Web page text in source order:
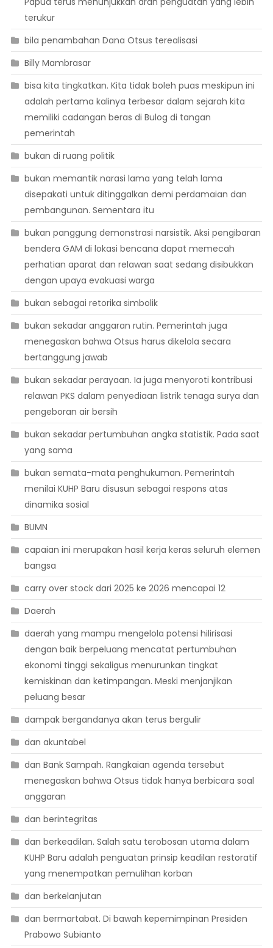
terukur
bila penambahan Dana Otsus terealisasi
Billy Mambrasar
bisa kita tingkatkan. Kita tidak boleh puas meskipun ini
adalah pertama kalinya terbesar dalam sejarah kita
memiliki cadangan beras di Bulog di tangan
pemerintah
bukan di ruang politik
bukan memantik narasi lama yang telah lama
disepakati untuk ditinggalkan demi perdamaian dan
pembangunan. Sementara itu
bukan panggung demonstrasi narsistik. Aksi pengibaran
bendera GAM di lokasi bencana dapat memecah
perhatian aparat dan relawan saat sedang disibukkan
dengan upaya evakuasi warga
bukan sebagai retorika simbolik
bukan sekadar anggaran rutin. Pemerintah juga
menegaskan bahwa Otsus harus dikelola secara
bertanggung jawab
bukan sekadar perayaan. Ia juga menyoroti kontribusi
relawan PKS dalam penyediaan listrik tenaga surya dan
pengeboran air bersih
bukan sekadar pertumbuhan angka statistik. Pada saat
yang sama
bukan semata-mata penghukuman. Pemerintah
menilai KUHP Baru disusun sebagai respons atas
dinamika sosial
BUMN
capaian ini merupakan hasil kerja keras seluruh elemen
bangsa
carry over stock dari 2025 ke 2026 mencapai 12
Daerah
daerah yang mampu mengelola potensi hilirisasi
dengan baik berpeluang mencatat pertumbuhan
ekonomi tinggi sekaligus menurunkan tingkat
kemiskinan dan ketimpangan. Meski menjanjikan
peluang besar
dampak bergandanya akan terus bergulir
dan akuntabel
dan Bank Sampah. Rangkaian agenda tersebut
menegaskan bahwa Otsus tidak hanya berbicara soal
anggaran
dan berintegritas
dan berkeadilan. Salah satu terobosan utama dalam
KUHP Baru adalah penguatan prinsip keadilan restoratif
yang menempatkan pemulihan korban
dan berkelanjutan
dan bermartabat. Di bawah kepemimpinan Presiden
Prabowo Subianto